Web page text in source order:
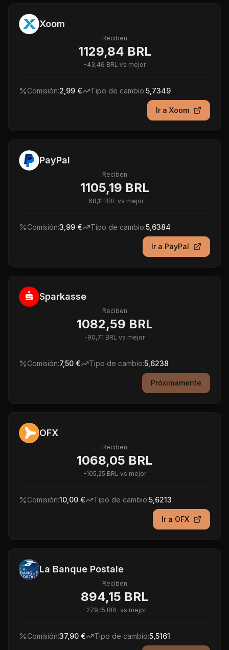
Xoom
Reciben
1129,84 BRL
-43,46 BRL vs mejor
Comisión:2,99 € Tipo de cambio:5,7349
Ir a Xoom
PayPal
Reciben
1105,19 BRL
-68,11 BRL vs mejor
Comisión:3,99 € Tipo de cambio:5,6384
Ir a PayPal
Sparkasse
Reciben
1082,59 BRL
-90,71 BRL vs mejor
Comisión:7,50 € Tipo de cambio:5,6238
Próximamente
OFX
Reciben
1068,05 BRL
-105,25 BRL vs mejor
Comisión:10,00 € Tipo de cambio:5,6213
Ir a OFX
La Banque Postale
Reciben
894,15 BRL
-279,15 BRL vs mejor
Comisión:37,90 € Tipo de cambio:5,5161